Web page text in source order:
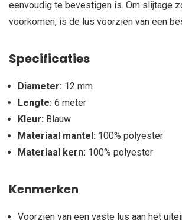
eenvoudig te bevestigen is. Om slijtage
voorkomen, is de lus voorzien van een
Specificaties
Diameter: 12 mm
Lengte: 6 meter
Kleur: Blauw
Materiaal mantel: 100% polyester
Materiaal kern: 100% polyester
Kenmerken
Voorzien van een vaste lus aan het